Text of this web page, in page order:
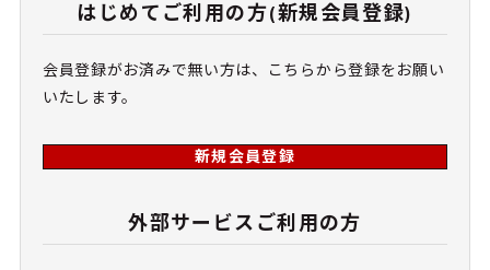
はじめてご利用の方(新規会員登録)
会員登録がお済みで無い方は、こちらから登録をお願い
いたします。
新規会員登録
外部サービスご利用の方